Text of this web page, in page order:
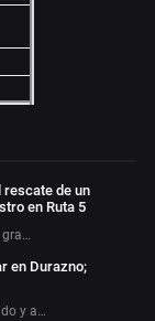
rescate de un
en Ruta 5
gra…
en Durazno;
y a…